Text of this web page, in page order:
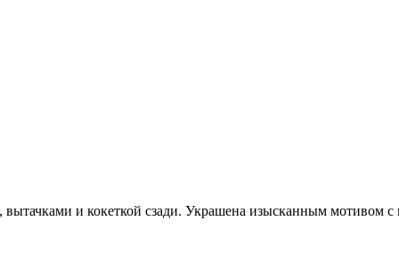
и кокеткой сзади. Украшена изысканным мотивом с